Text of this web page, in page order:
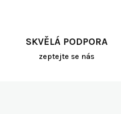
SKVĚLÁ PODPORA
zeptejte se nás